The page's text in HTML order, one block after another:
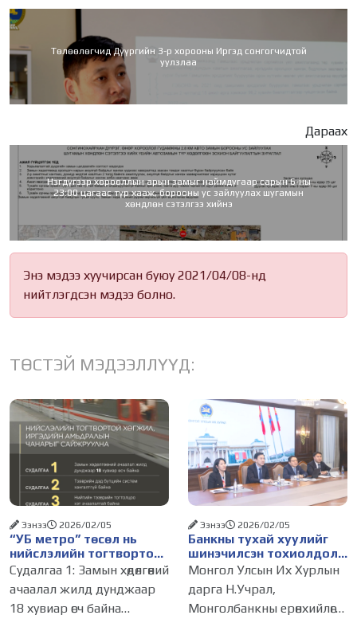
Төлөөлөгчид Дүүргийн 3-р хорооны Иргэд сонгогчидтой
уулзлаа
Дараах
Нэгдүгээр хорооллын арын замыг наймдугаар сарын 6-ны
23:00 цагаас түр хааж, борооны ус зайлуулах шугамын
хөндлөн сэтэлгээ хийнэ
Энэ мэдээ хуучирсан буюу 2021/04/08-нд
нийтлэгдсэн мэдээ болно.
ТӨСТЭЙ МЭДЭЭЛЛҮҮД:
“УБ метро” төсөл нь
нийслэлийн тогтвортой
хөгжил, иргэдийн
амьдралын чанарыг
сайжруулах зайлшгүй
шийдэл юм
Ээнээ 2026/02/05
Судалгаа 1: Замын хөдөлгөөний
ачаалал жилд дунджаар
18 хувиар өсч байна
Банкны тухай хуулийг
шинэчилсэн тохиолдолд
Унгар Улсын ОТП банк
Монгол Улсад үйл
ажиллагаагаа явуулах
хүсэлтэй байгаагаа
Ээнээ 2026/02/05
Монгол Улсын Их Хурлын
дарга Н.Учрал,
Монголбанкны ерөнхийлөгч